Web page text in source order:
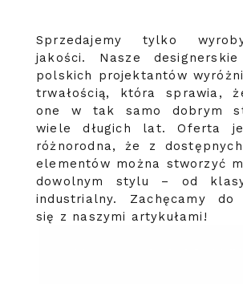
Sprzedajemy tylko
jakości. Nasze
polskich projektantów
trwałością, która sprawia,
one w tak samo dobrym
wiele długich lat. Oferta
różnorodna, że z
elementów można stworzyć
dowolnym stylu – od
industrialny. Zachęcamy do
się z naszymi artykułami!